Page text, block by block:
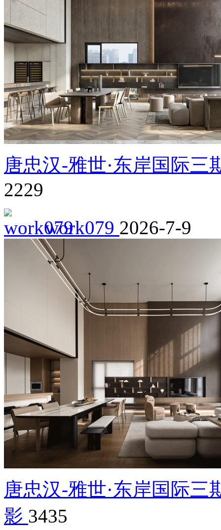
唐忠汉-雅世·东岸国际
2229
work079 2026-7-9
唐忠汉-雅世·东岸国际
影 3435